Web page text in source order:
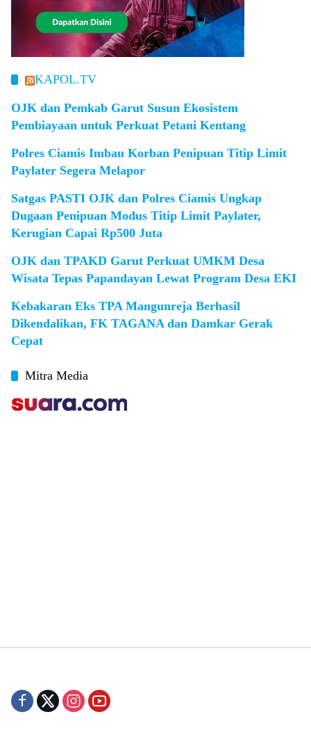
KAPOL.TV
OJK dan Pemkab Garut Susun Ekosistem
Pembiayaan untuk Perkuat Petani Kentang
Polres Ciamis Imbau Korban Penipuan Titip Limit
Paylater Segera Melapor
Satgas PASTI OJK dan Polres Ciamis Ungkap
Dugaan Penipuan Modus Titip Limit Paylater,
Kerugian Capai Rp500 Juta
OJK dan TPAKD Garut Perkuat UMKM Desa
Wisata Tepas Papandayan Lewat Program Desa EKI
Kebakaran Eks TPA Mangunreja Berhasil
Dikendalikan, FK TAGANA dan Damkar Gerak
Cepat
Mitra Media